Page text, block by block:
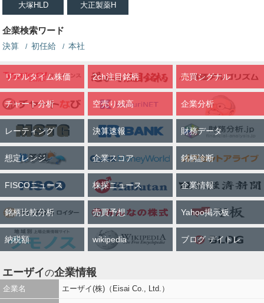
大塚HLD 大正製薬H
企業検索ワード
決算 初任給 本社
リアルタイム株価 2ch注目銘柄 売買シグナル
チャート分析 空売り残高 企業分析
レーティング 決算速報 財務データ
想定レンジ 企業スコア 銘柄診断
FISCOニュース 株探ニュース 企業情報
銘柄比較分析 売買予想 Yahoo掲示板
納税額 wikipedia ブログ デイトレ
エーザイの企業情報
企業名 エーザイ(株)（Eisai Co., Ltd.）